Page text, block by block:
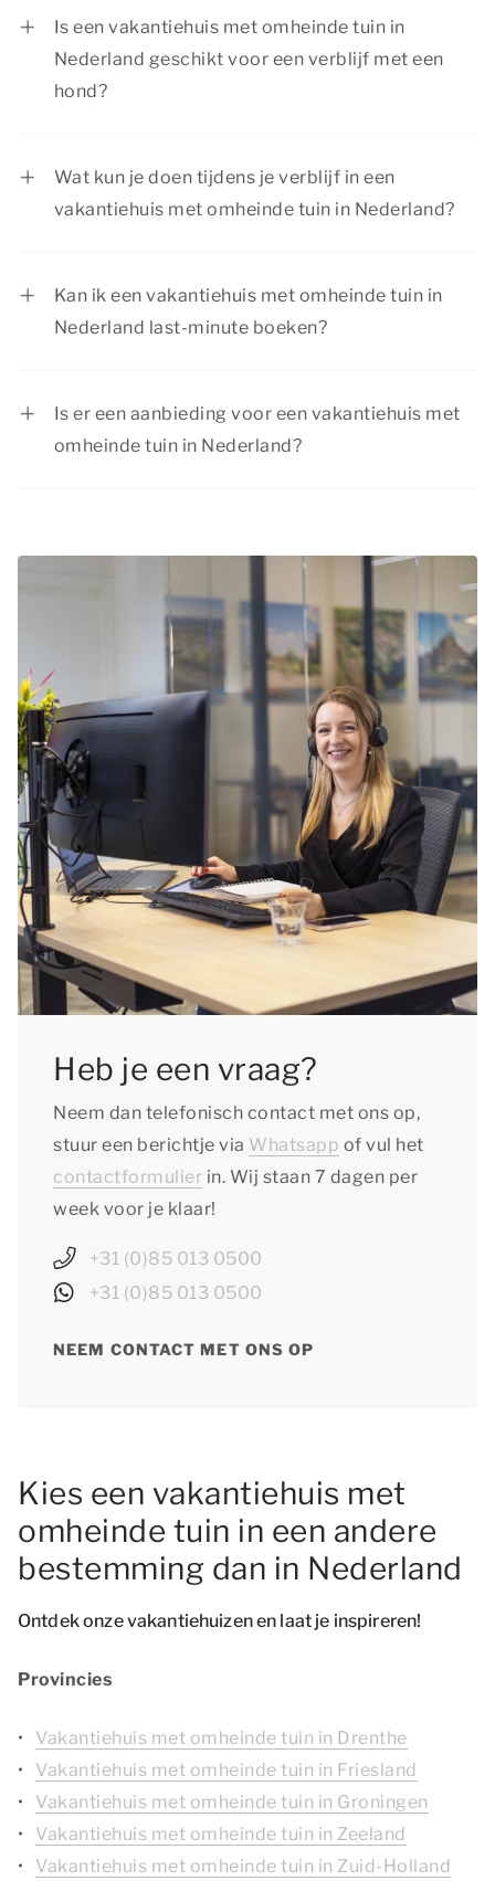
Is een vakantiehuis met omheinde tuin in
Nederland geschikt voor een verblijf met een
hond?
Wat kun je doen tijdens je verblijf in een
vakantiehuis met omheinde tuin in Nederland?
mogelijkheden voor uitstapjes, van gezellige
plaatsen tot leuke fietsroutes. Er is voor
Kan ik een vakantiehuis met omheinde tuin in
Nederland last-minute boeken?
Is er een aanbieding voor een vakantiehuis met
omheinde tuin in Nederland?
Heb je een vraag?
Neem dan telefonisch contact met ons op,
stuur een berichtje via Whatsapp of vul het
contactformulier in. Wij staan 7 dagen per
week voor je klaar!
+31 (0)85 013 0500
+31 (0)85 013 0500
NEEM CONTACT MET ONS OP
Kies een vakantiehuis met
omheinde tuin in een andere
bestemming dan in Nederland
Ontdek onze vakantiehuizen en laat je inspireren!
Provincies
Vakantiehuis met omheinde tuin in Drenthe
Vakantiehuis met omheinde tuin in Friesland
Vakantiehuis met omheinde tuin in Groningen
Vakantiehuis met omheinde tuin in Zeeland
Vakantiehuis met omheinde tuin in Zuid-Holland